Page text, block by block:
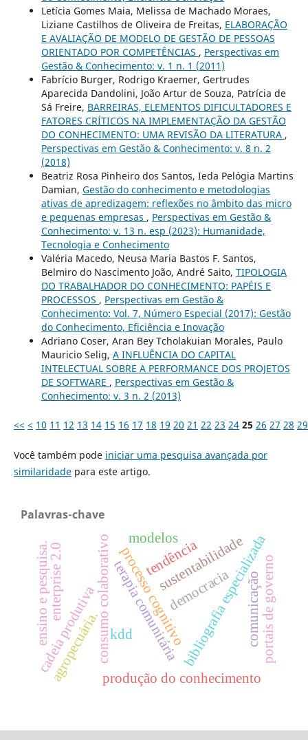
Letícia Gomes Maia, Melissa de Machado Moraes,
Liziane Castilhos de Oliveira de Freitas, ELABORAÇÃO
E AVALIAÇÃO DE MODELO DE GESTÃO DE PESSOAS
ORIENTADO POR COMPETÊNCIAS , Perspectivas em
Gestão & Conhecimento: v. 1 n. 1 (2011)
Fabrício Burger, Rodrigo Kraemer, Gertrudes
Aparecida Dandolini, João Artur de Souza, Patrícia de
Sá Freire, BARREIRAS, ELEMENTOS DIFICULTADORES E
FATORES CRÍTICOS NA IMPLEMENTAÇÃO DA GESTÃO
DO CONHECIMENTO: UMA REVISÃO DA LITERATURA ,
Perspectivas em Gestão & Conhecimento: v. 8 n. 2
(2018)
Beatriz Rosa Pinheiro dos Santos, Ieda Pelógia Martins
Damian, Gestão do conhecimento e metodologias
ativas de apredizagem: reflexões no âmbito das micro
e pequenas empresas , Perspectivas em Gestão &
Conhecimento: v. 13 n. esp (2023): Humanidade,
Tecnologia e Conhecimento
Valéria Macedo, Neusa Maria Bastos F. Santos,
Belmiro do Nascimento João, André Saito, TIPOLOGIA
DO TRABALHADOR DO CONHECIMENTO: PAPÉIS E
PROCESSOS , Perspectivas em Gestão &
Conhecimento: Vol. 7, Número Especial (2017): Gestão
do Conhecimento, Eficiência e Inovação
Adriano Coser, Aran Bey Tcholakuian Morales, Paulo
Mauricio Selig, A INFLUÊNCIA DO CAPITAL
INTELECTUAL SOBRE A PERFORMANCE DOS PROJETOS
DE SOFTWARE , Perspectivas em Gestão &
Conhecimento: v. 3 n. 2 (2013)
<< < 10 11 12 13 14 15 16 17 18 19 20 21 22 23 24 25 26 27 28 29
Você também pode iniciar uma pesquisa avançada por
similaridadepara este artigo.
Palavras-chave
processo cognitivo
consumo colaborativo bibliografia especializada
kdd
produção do conhecimento
terapia comunitáriasustentabilidade
cadeia produtiva
tendência portais de governo
democracia
ensino e pesquisa.
modelos
agropecuária. comunicação
enterprise 2.0